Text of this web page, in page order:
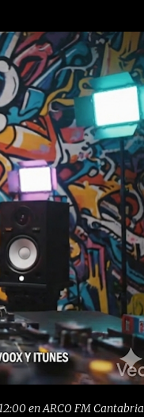
en ARCO FM Cantabria